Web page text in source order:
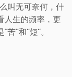
叫无可奈何，什
人生的频率，更
”和“短”。